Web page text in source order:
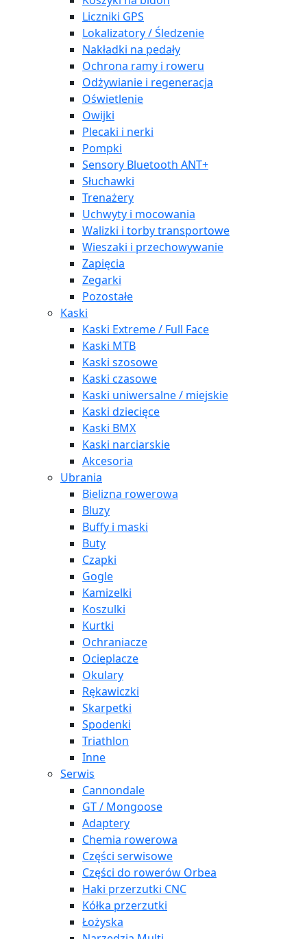
Liczniki GPS
Lokalizatory / Śledzenie
Nakładki na pedały
Ochrona ramy i roweru
Odżywianie i regeneracja
Oświetlenie
Owijki
Plecaki i nerki
Pompki
Sensory Bluetooth ANT+
Słuchawki
Trenażery
Uchwyty i mocowania
Walizki i torby transportowe
Wieszaki i przechowywanie
Zapięcia
Zegarki
Pozostałe
Kaski
Kaski Extreme / Full Face
Kaski MTB
Kaski szosowe
Kaski czasowe
Kaski uniwersalne / miejskie
Kaski dziecięce
Kaski BMX
Kaski narciarskie
Akcesoria
Ubrania
Bielizna rowerowa
Bluzy
Buffy i maski
Buty
Czapki
Gogle
Kamizelki
Koszulki
Kurtki
Ochraniacze
Ocieplacze
Okulary
Rękawiczki
Skarpetki
Spodenki
Triathlon
Inne
Serwis
Cannondale
GT / Mongoose
Adaptery
Chemia rowerowa
Części serwisowe
Części do rowerów Orbea
Haki przerzutki CNC
Kółka przerzutki
Łożyska